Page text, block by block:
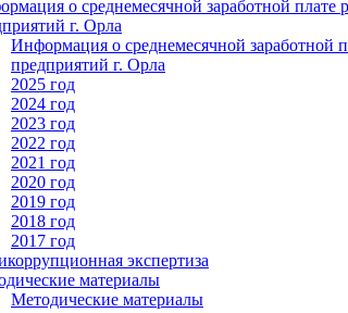
о среднемесячной заработной
г. Орла
Информация о среднемесячной заработной
предприятий г. Орла
2025 год
2024 год
2023 год
2022 год
2021 год
2020 год
2019 год
2018 год
2017 год
экспертиза
материалы
Методические материалы